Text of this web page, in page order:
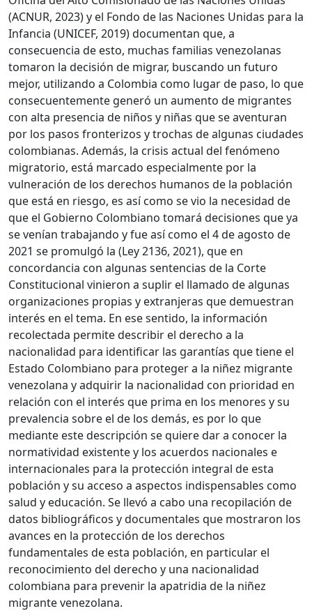
(ACNUR, 2023) y el Fondo de las Naciones Unidas para la
Infancia (UNICEF, 2019) documentan que, a
consecuencia de esto, muchas familias venezolanas
tomaron la decisión de migrar, buscando un futuro
mejor, utilizando a Colombia como lugar de paso, lo que
consecuentemente generó un aumento de migrantes
con alta presencia de niños y niñas que se aventuran
por los pasos fronterizos y trochas de algunas ciudades
colombianas. Además, la crisis actual del fenómeno
migratorio, está marcado especialmente por la
vulneración de los derechos humanos de la población
que está en riesgo, es así como se vio la necesidad de
que el Gobierno Colombiano tomará decisiones que ya
se venían trabajando y fue así como el 4 de agosto de
2021 se promulgó la (Ley 2136, 2021), que en
concordancia con algunas sentencias de la Corte
Constitucional vinieron a suplir el llamado de algunas
organizaciones propias y extranjeras que demuestran
interés en el tema. En ese sentido, la información
recolectada permite describir el derecho a la
nacionalidad para identificar las garantías que tiene el
Estado Colombiano para proteger a la niñez migrante
venezolana y adquirir la nacionalidad con prioridad en
relación con el interés que prima en los menores y su
prevalencia sobre el de los demás, es por lo que
mediante este descripción se quiere dar a conocer la
normatividad existente y los acuerdos nacionales e
internacionales para la protección integral de esta
población y su acceso a aspectos indispensables como
salud y educación. Se llevó a cabo una recopilación de
datos bibliográficos y documentales que mostraron los
avances en la protección de los derechos
fundamentales de esta población, en particular el
reconocimiento del derecho y una nacionalidad
colombiana para prevenir la apatridia de la niñez
migrante venezolana.